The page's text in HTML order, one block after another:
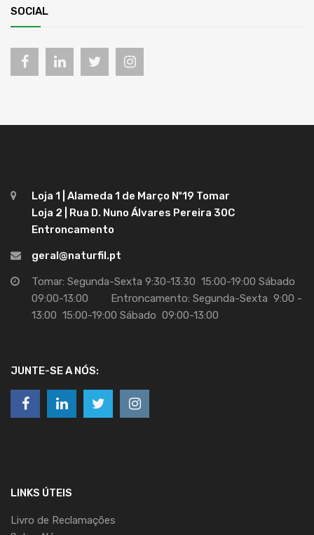
SOCIAL
Loja 1 | Alameda 1 de Março Nº19 Tomar
Loja 2 | Rua D. Nuno Álvares Pereira 30C
Entroncamento
geral@naturfil.pt
Tomar: Segunda-Sexta 9:30-13:30 15:00-19:00 Sábado
09:00-13:00 Entroncamento: Segunda-Sexta 9:00 -
13:00 15:00-19:00 Sábado 09:00-13:00
JUNTE-SE A NÓS:
LINKS ÚTEIS
Livro de Reclamações